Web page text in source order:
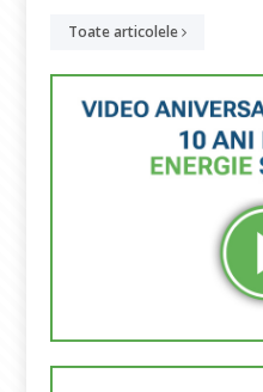
Toate articolele